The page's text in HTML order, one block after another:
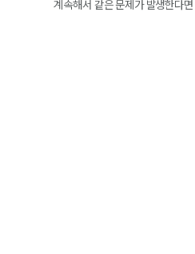
계속해서 같은 문제가 발생한다면